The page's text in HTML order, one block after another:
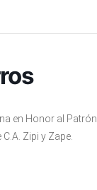
en Honor al
Zipi y Zape.